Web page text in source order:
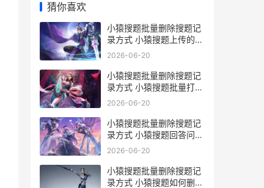
猜你喜欢
小猿搜题批量删除搜题记
录方式 小猿搜题上传的答
案怎么删除
2026-06-20
小猿搜题批量删除搜题记
录方式 小猿搜题批量打印
错题
2026-06-20
小猿搜题批量删除搜题记
录方式 小猿搜题回答问题
怎么删除
2026-06-20
小猿搜题批量删除搜题记
录方式 小猿搜题如何删除